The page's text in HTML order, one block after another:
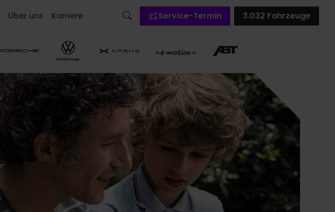
Über uns Karriere Service-Termin Fahrzeuge
3.032